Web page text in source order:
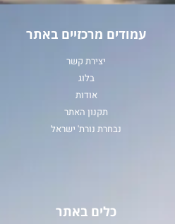
עמודים מרכזיים באתר
יצירת קשר
בלוג
אודות
תקנון האתר
נבחרת נורת' ישראל
כלים באתר